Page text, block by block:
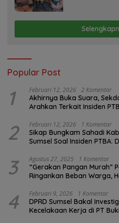
Popular Post
1 Februari 12, 2026 2 Komentar
Akhirnya Buka Suara,
Arahkan Terkait Insiden
2 Februari 12, 2026 1 Komentar
Sikap Bungkam Sahadi
Sumsel Soal Insiden PTBA:
3 Agustus 27, 2025 1 Komentar
“Gerakan Pangan Murah”
Ringankan Beban Warga,
4 Februari 9, 2026 1 Komentar
DPRD Sumsel Bakal
Kecelakaan Kerja di PT